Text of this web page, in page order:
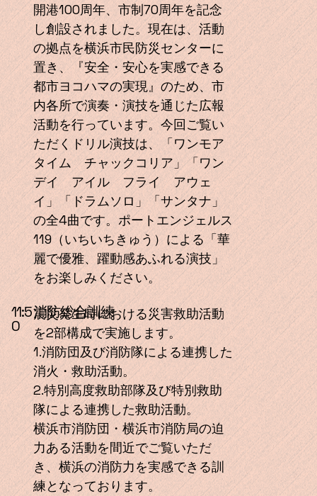
開港100周年、市制70周年を記念
し創設されました。現在は、活動
の拠点を横浜市民防災センターに
置き、『安全・安心を実感できる
都市ヨコハマの実現』のため、市
内各所で演奏・演技を通じた広報
活動を行っています。今回ご覧い
ただくドリル演技は、「ワンモア
タイム チャックコリア」「ワン
デイ アイル フライ アウェ
イ」「ドラムソロ」「サンタナ」
の全4曲です。ポートエンジェルス
119（いちいちきゅう）による「華
麗で優雅、躍動感あふれる演技」
をお楽しみください。
11:5
0
消防総合訓練
震災発生時における災害救助活動
を2部構成で実施します。
1.消防団及び消防隊による連携した
消火・救助活動。
2.特別高度救助部隊及び特別救助
隊による連携した救助活動。
横浜市消防団・横浜市消防局の迫
力ある活動を間近でご覧いただ
き、横浜の消防力を実感できる訓
練となっております。